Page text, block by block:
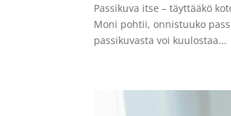
Passikuva itse – täyttääkö
Moni pohtii, onnistuuko
passikuvasta voi kuulostaa...